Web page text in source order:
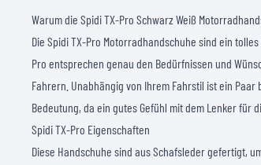
Warum die Spidi TX-Pro Schwarz Weiß
Die Spidi TX-Pro Motorradhandschuhe sind ein
Pro entsprechen genau den Bedürfnissen und
Fahrern. Unabhängig von Ihrem Fahrstil ist ein
Bedeutung, da ein gutes Gefühl mit dem Lenker für
Spidi TX-Pro Eigenschaften
Diese Handschuhe sind aus Schafsleder gefertigt,